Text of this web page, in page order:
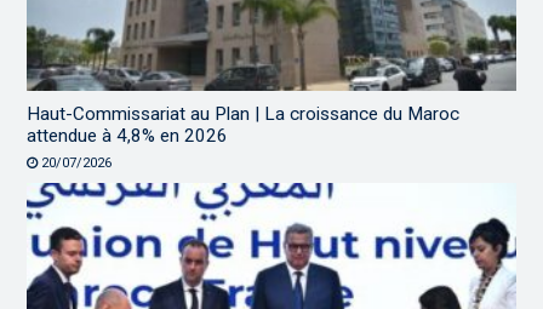
Haut-Commissariat au Plan | La croissance du Maroc
attendue à 4,8% en 2026
20/07/2026